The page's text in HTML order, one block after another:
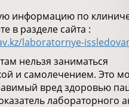
информацию по
в разделе сайта :
laboratornye-
нельзя заниматься
и самолечением. Это
вред здоровью
лабораторного